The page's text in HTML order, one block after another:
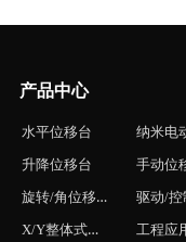
产品中心
纳米电
手动位
驱动/控
工程应
水平位移台
升降位移台
旋转/角位移台
X/Y整体式位移台